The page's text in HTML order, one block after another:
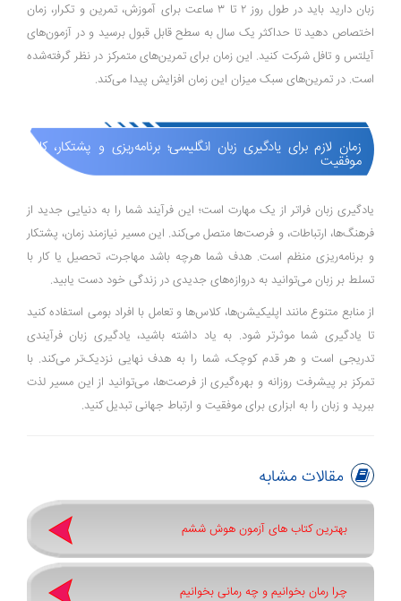
زبان دارید باید در طول روز ۲ تا ۳ ساعت برای آموزش، تمرین و تکرار، زمان
اختصاص دهید تا حداکثر یک سال به سطح قابل قبول برسید و در آزمون‌های
آیلتس و تافل شرکت کنید. این زمان برای تمرین‌های متمرکز در نظر گرفته‌شده
است. در تمرین‌های سبک میزان این زمان افزایش پیدا می‌کند.
زمان لازم برای یادگیری زبان انگلیسی؛ برنامه‌ریزی و پشتکار، کلید
موفقیت
یادگیری زبان فراتر از یک مهارت است؛ این فرآیند شما را به دنیایی جدید از
فرهنگ‌ها، ارتباطات، و فرصت‌ها متصل می‌کند. این مسیر نیازمند زمان، پشتکار
و برنامه‌ریزی منظم است. هدف شما هرچه باشد مهاجرت، تحصیل یا کار با
تسلط بر زبان می‌توانید به دروازه‌های جدیدی در زندگی خود دست یابید.
از منابع متنوع مانند اپلیکیشن‌ها، کلاس‌ها و تعامل با افراد بومی استفاده کنید
تا یادگیری شما موثرتر شود. به یاد داشته باشید، یادگیری زبان فر‌آیندی
تدریجی است و هر قدم کوچک، شما را به هدف نهایی نزدیک‌تر می‌کند. با
تمرکز بر پیشرفت روزانه و بهره‌گیری از فرصت‌ها، می‌توانید از این مسیر لذت
ببرید و زبان را به ابزاری برای موفقیت و ارتباط جهانی تبدیل کنید.
مقالات مشابه
بهترین کتاب های آزمون هوش ششم
چرا رمان بخوانیم و چه رمانی بخوانیم